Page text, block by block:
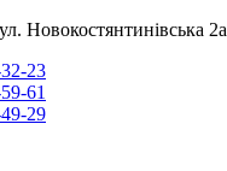
Новокостянтинівська 2а
23
61
29